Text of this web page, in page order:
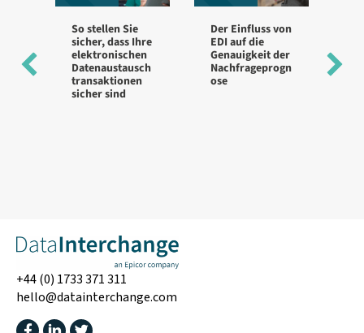
So stellen Sie
sicher, dass Ihre
elektronischen
Datenaustausch
transaktionen
sicher sind
Der Einfluss von
EDI auf die
Genauigkeit der
Nachfrageprogn
ose
+44 (0) 1733 371 311
hello@datainterchange.com